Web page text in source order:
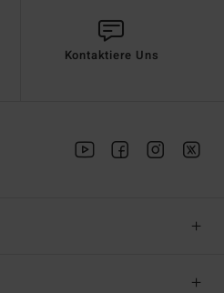
Kontaktiere Uns